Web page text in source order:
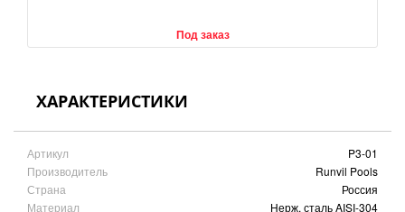
Под заказ
ХАРАКТЕРИСТИКИ
Артикул
P3-01
Производитель
Runvil Pools
Страна
Россия
Материал
Нерж. сталь AISI-304